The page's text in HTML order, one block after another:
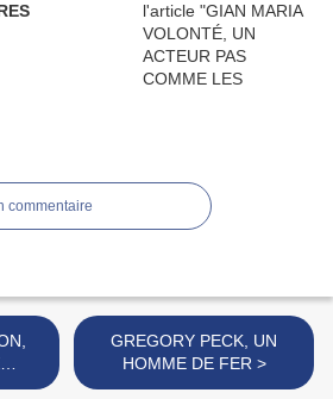
commentaire
GREGORY PECK, UN
HOMME DE FER >